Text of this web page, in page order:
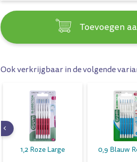
Toevoegen
Ook verkrijgbaar in de volgende
1,2 Roze Large 0,9 Blauw